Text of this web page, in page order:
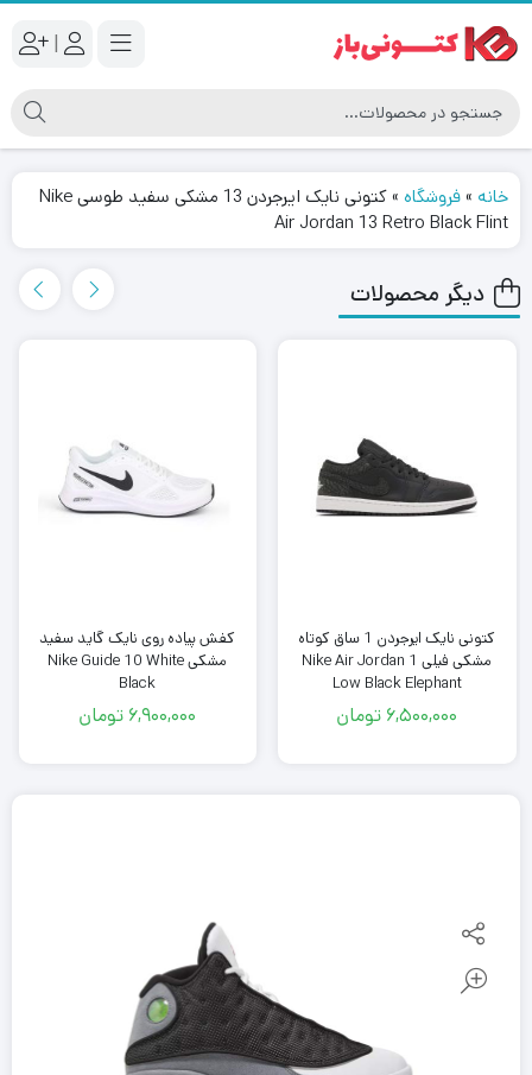
|
خانه »فروشگاه »
کتونی نایک ایرجردن 13 مشکی سفید طوسی Nike
Air Jordan 13 Retro Black Flint
دیگر محصولات
کتونی نایک ایرجردن 1 ساق کوتاه
مشکی فیلی Nike Air Jordan 1
Low Black Elephant
6,500,000 تومان
کفش پیاده روی نایک گاید سفید
مشکی Nike Guide 10 White
Black
6,900,000 تومان